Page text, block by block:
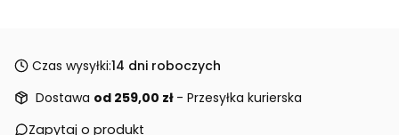
Czas wysyłki:14 dni roboczych
Dostawa od 259,00 zł - Przesyłka kurierska
Zapytaj o produkt